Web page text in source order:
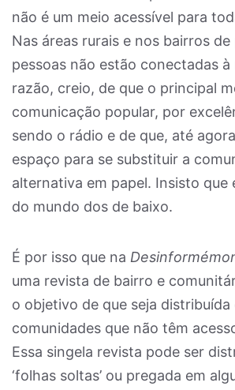
não é um meio acessível para
Nas áreas rurais e nos bairros
pessoas não estão conectadas à
razão, creio, de que o principal
comunicação popular, por
sendo o rádio e de que, até
espaço para se substituir a
alternativa em papel. Insisto que
do mundo dos de baixo.
É por isso que na
uma revista de bairro e
o objetivo de que seja distribuída
comunidades que não têm
Essa singela revista pode ser
‘folhas soltas’ ou pregada em